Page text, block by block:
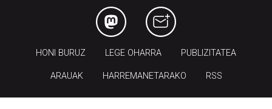
HONI BURUZ LEGE OHARRA PUBLIZITATEA
ARAUAK HARREMANETARAKO RSS